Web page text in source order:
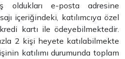
oldukları e-posta adresine
içeriğindeki, katılımcıya özel
kartı ile ödeyebilmektedir.
2 kişi heyete katılabilmekte
katılımı durumunda toplam